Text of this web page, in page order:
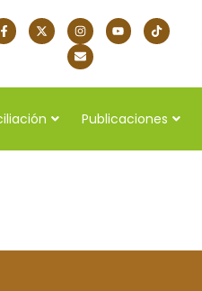
Publicaciones